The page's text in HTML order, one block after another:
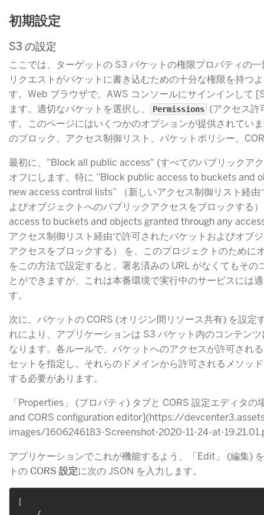
初期設定
S3 の設定
ここでは、ターゲットの S3 バケットの権限プロパティの
リクエストがバケットに書き込むための十分な権限を持つ
す。Web ブラウザで、AWS コンソールにサインインして
ます。適切なバケットを選択し、
Permissions
(アクセス
す。このページにはいくつかのオプションが提供されてい
のブロック、アクセス制御リスト、バケットポリシー、
最初に、"Block all public access" (すべてのパブリックア
オフにします。特に “Block public access to buckets and
new access control lists” （新しいアクセス制御リスト経
よびオブジェクトへのパブリックアクセスをブロックする
access to buckets and objects granted through any
アクセス制御リスト経由で許可されたバケットおよびオブ
アクセスをブロックする） を、このプロジェクトのために
をこの方法で設定すると、署名済みの URL がなくてもその
とができますが、これは本番環境で実行中のサービスには
す。
次に、バケットの CORS (オリジン間リソース共有) を設定
れにより、アプリケーションは S3 バケット内のコンテン
なります。各ルールで、バケットへのアクセスが許可され
セットを指定し、それらのドメインから許可されるメソッ
する必要があります。
「Properties」 (プロパティ) タブと CORS 設定エディタの
and CORS configuration editor](https://
images/1606246183-Screenshot-2020-11-24-at-
アプリケーションでこれが機能するよう、「Edit」 (編集)
トのCORS 設定​に次の JSON を入力します。
[